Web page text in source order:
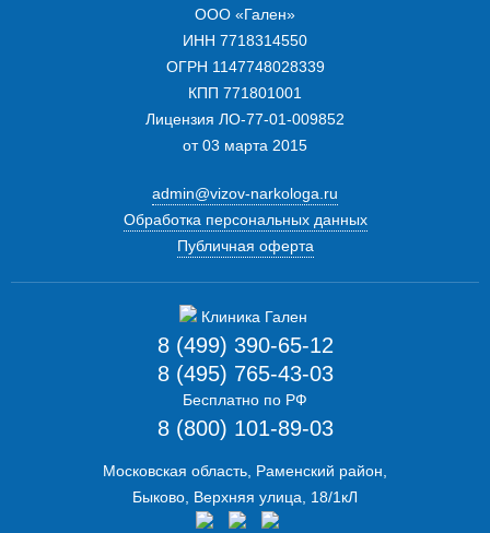
8 (499) 390-65-12
8 (495) 765-43-03
Бесплатно по РФ
8 (800) 101-89-03
Московская область, Раменский район,
Быково, Верхняя улица, 18/1кЛ
ООО «Гален»
ИНН 7718314550
ОГРН 1147748028339
КПП 771801001
Лицензия ЛО-77-01-009852
от 03 марта 2015
admin@vizov-narkologa.ru
Обработка персональных данных
Публичная оферта